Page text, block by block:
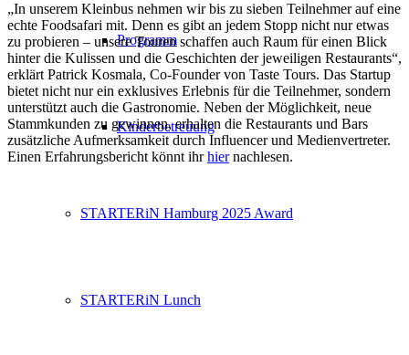
Programm
Kinderbetreuung
STARTERiN Hamburg 2025 Award
STARTERiN Lunch
„In unserem Kleinbus nehmen wir bis zu sieben Teilnehmer auf eine
echte Foodsafari mit. Denn es gibt an jedem Stopp nicht nur etwas
zu probieren – unsere Touren schaffen auch Raum für einen Blick
hinter die Kulissen und die Geschichten der jeweiligen Restaurants“,
erklärt Patrick Kosmala, Co-Founder von Taste Tours. Das Startup
bietet nicht nur ein exklusives Erlebnis für die Teilnehmer, sondern
unterstützt auch die Gastronomie. Neben der Möglichkeit, neue
Stammkunden zu gewinnen, erhalten die Restaurants und Bars
zusätzliche Aufmerksamkeit durch Influencer und Medienvertreter.
Einen Erfahrungsbericht könnt ihrhiernachlesen.